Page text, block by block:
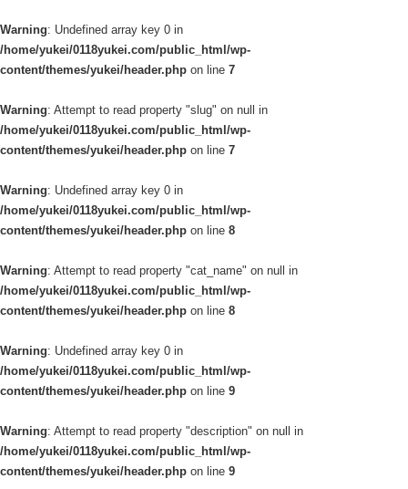
Warning: Undefined array key 0 in
/home/yukei/0118yukei.com/public_html/wp-
content/themes/yukei/header.php on line 7
Warning: Attempt to read property "slug" on null in
/home/yukei/0118yukei.com/public_html/wp-
content/themes/yukei/header.php on line 7
Warning: Undefined array key 0 in
/home/yukei/0118yukei.com/public_html/wp-
content/themes/yukei/header.php on line 8
Warning: Attempt to read property "cat_name" on null in
/home/yukei/0118yukei.com/public_html/wp-
content/themes/yukei/header.php on line 8
Warning: Undefined array key 0 in
/home/yukei/0118yukei.com/public_html/wp-
content/themes/yukei/header.php on line 9
Warning: Attempt to read property "description" on null in
/home/yukei/0118yukei.com/public_html/wp-
content/themes/yukei/header.php on line 9